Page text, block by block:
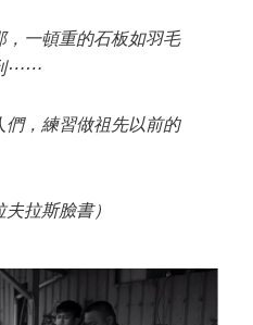
一頓重的石板如羽毛
⋯⋯
，練習做祖先以前的
拉斯臉書）